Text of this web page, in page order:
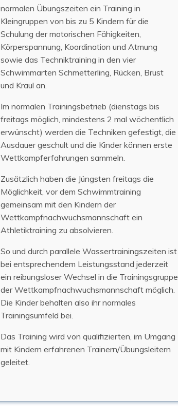
normalen Übungszeiten ein Training in
Kleingruppen von bis zu 5 Kindern für die
Schulung der motorischen Fähigkeiten,
Körperspannung, Koordination und Atmung
sowie das Techniktraining in den vier
Schwimmarten Schmetterling, Rücken, Brust
und Kraul an.
Im normalen Trainingsbetrieb (dienstags bis
freitags möglich, mindestens 2 mal wöchentlich
erwünscht) werden die Techniken gefestigt, die
Ausdauer geschult und die Kinder können erste
Wettkampferfahrungen sammeln.
Zusätzlich haben die Jüngsten freitags die
Möglichkeit, vor dem Schwimmtraining
gemeinsam mit den Kindern der
Wettkampfnachwuchsmannschaft ein
Athletiktraining zu absolvieren.
So und durch parallele Wassertrainingszeiten ist
bei entsprechendem Leistungsstand jederzeit
ein reibungsloser Wechsel in die Trainingsgruppe
der Wettkampfnachwuchsmannschaft möglich.
Die Kinder behalten also ihr normales
Trainingsumfeld bei.
Das Training wird von qualifizierten, im Umgang
mit Kindern erfahrenen Trainern/Übungsleitern
geleitet.